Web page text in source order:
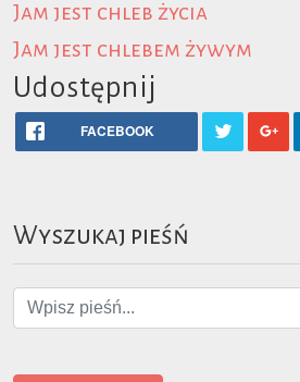
Jam jest chleb życia
Jam jest chlebem żywym
Udostępnij
FACEBOOK
Wyszukaj pieśń